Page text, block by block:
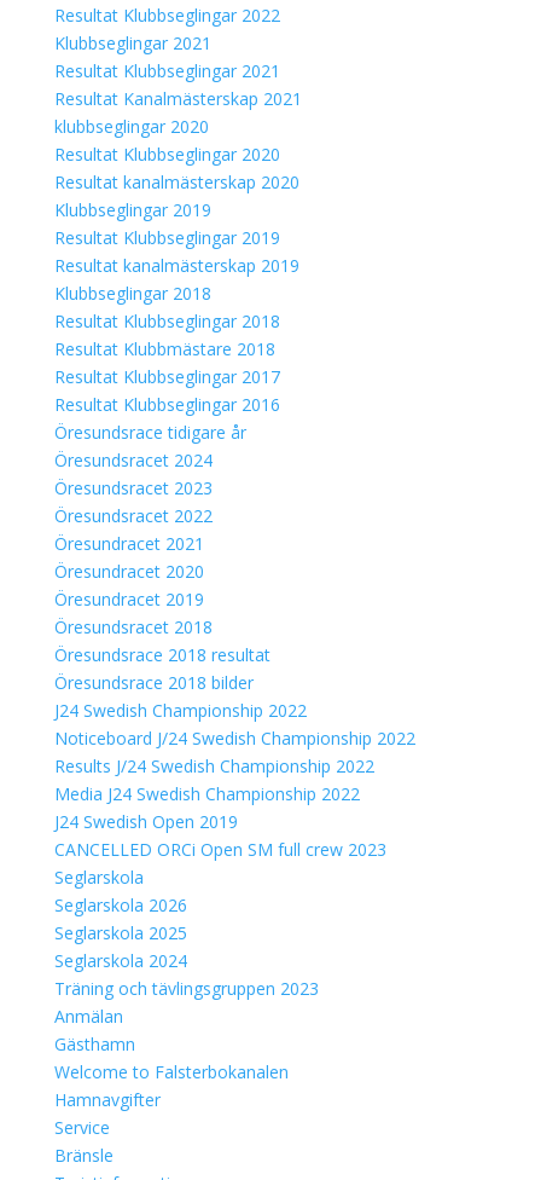
Resultat Klubbseglingar 2022
Klubbseglingar 2021
Resultat Klubbseglingar 2021
Resultat Kanalmästerskap 2021
klubbseglingar 2020
Resultat Klubbseglingar 2020
Resultat kanalmästerskap 2020
Klubbseglingar 2019
Resultat Klubbseglingar 2019
Resultat kanalmästerskap 2019
Klubbseglingar 2018
Resultat Klubbseglingar 2018
Resultat Klubbmästare 2018
Resultat Klubbseglingar 2017
Resultat Klubbseglingar 2016
Öresundsrace tidigare år
Öresundsracet 2024
Öresundsracet 2023
Öresundsracet 2022
Öresundracet 2021
Öresundracet 2020
Öresundracet 2019
Öresundsracet 2018
Öresundsrace 2018 resultat
Öresundsrace 2018 bilder
J24 Swedish Championship 2022
Noticeboard J/24 Swedish Championship 2022
Results J/24 Swedish Championship 2022
Media J24 Swedish Championship 2022
J24 Swedish Open 2019
CANCELLED ORCi Open SM full crew 2023
Seglarskola
Seglarskola 2026
Seglarskola 2025
Seglarskola 2024
Träning och tävlingsgruppen 2023
Anmälan
Gästhamn
Welcome to Falsterbokanalen
Hamnavgifter
Service
Bränsle